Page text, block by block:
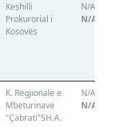
Keshilli
Prokurorial i
Kosovës
N/A
N/A
K. Regjionale e
Mbeturinave
"Çabrati"SH.A.
N/A
N/A